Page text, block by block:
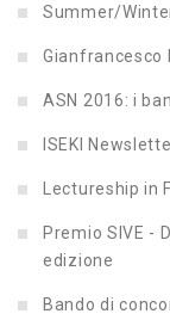
Summer/
Gianfrancesco
ASN 2016: i
ISEKI
Lectureship in
Premio SIVE -
edizione
Bando di